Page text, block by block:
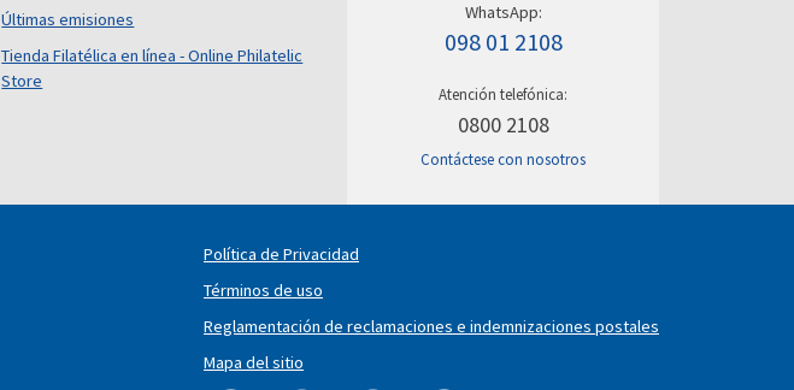
Últimas emisiones
Tienda Filatélica en línea - Online Philatelic
Store
WhatsApp:
098 01 2108
Atención telefónica:
0800 2108
Contáctese con nosotros
Política de Privacidad
Términos de uso
Reglamentación de reclamaciones e indemnizaciones postales
Mapa del sitio